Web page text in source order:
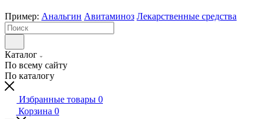
Пример: Анальгин Авитаминоз Лекарственные средства
Каталог
По всему сайту
По каталогу
Избранные товары 0
Корзина 0